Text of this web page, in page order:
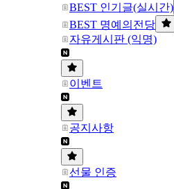
BEST 인기글(실시간)
BEST 명예의전당
자유게시판 (익명)
이벤트
공지사항
선물 인증